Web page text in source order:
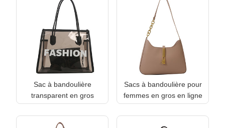
Sac à bandoulière
transparent en gros
Sacs à bandoulière pour
femmes en gros en ligne